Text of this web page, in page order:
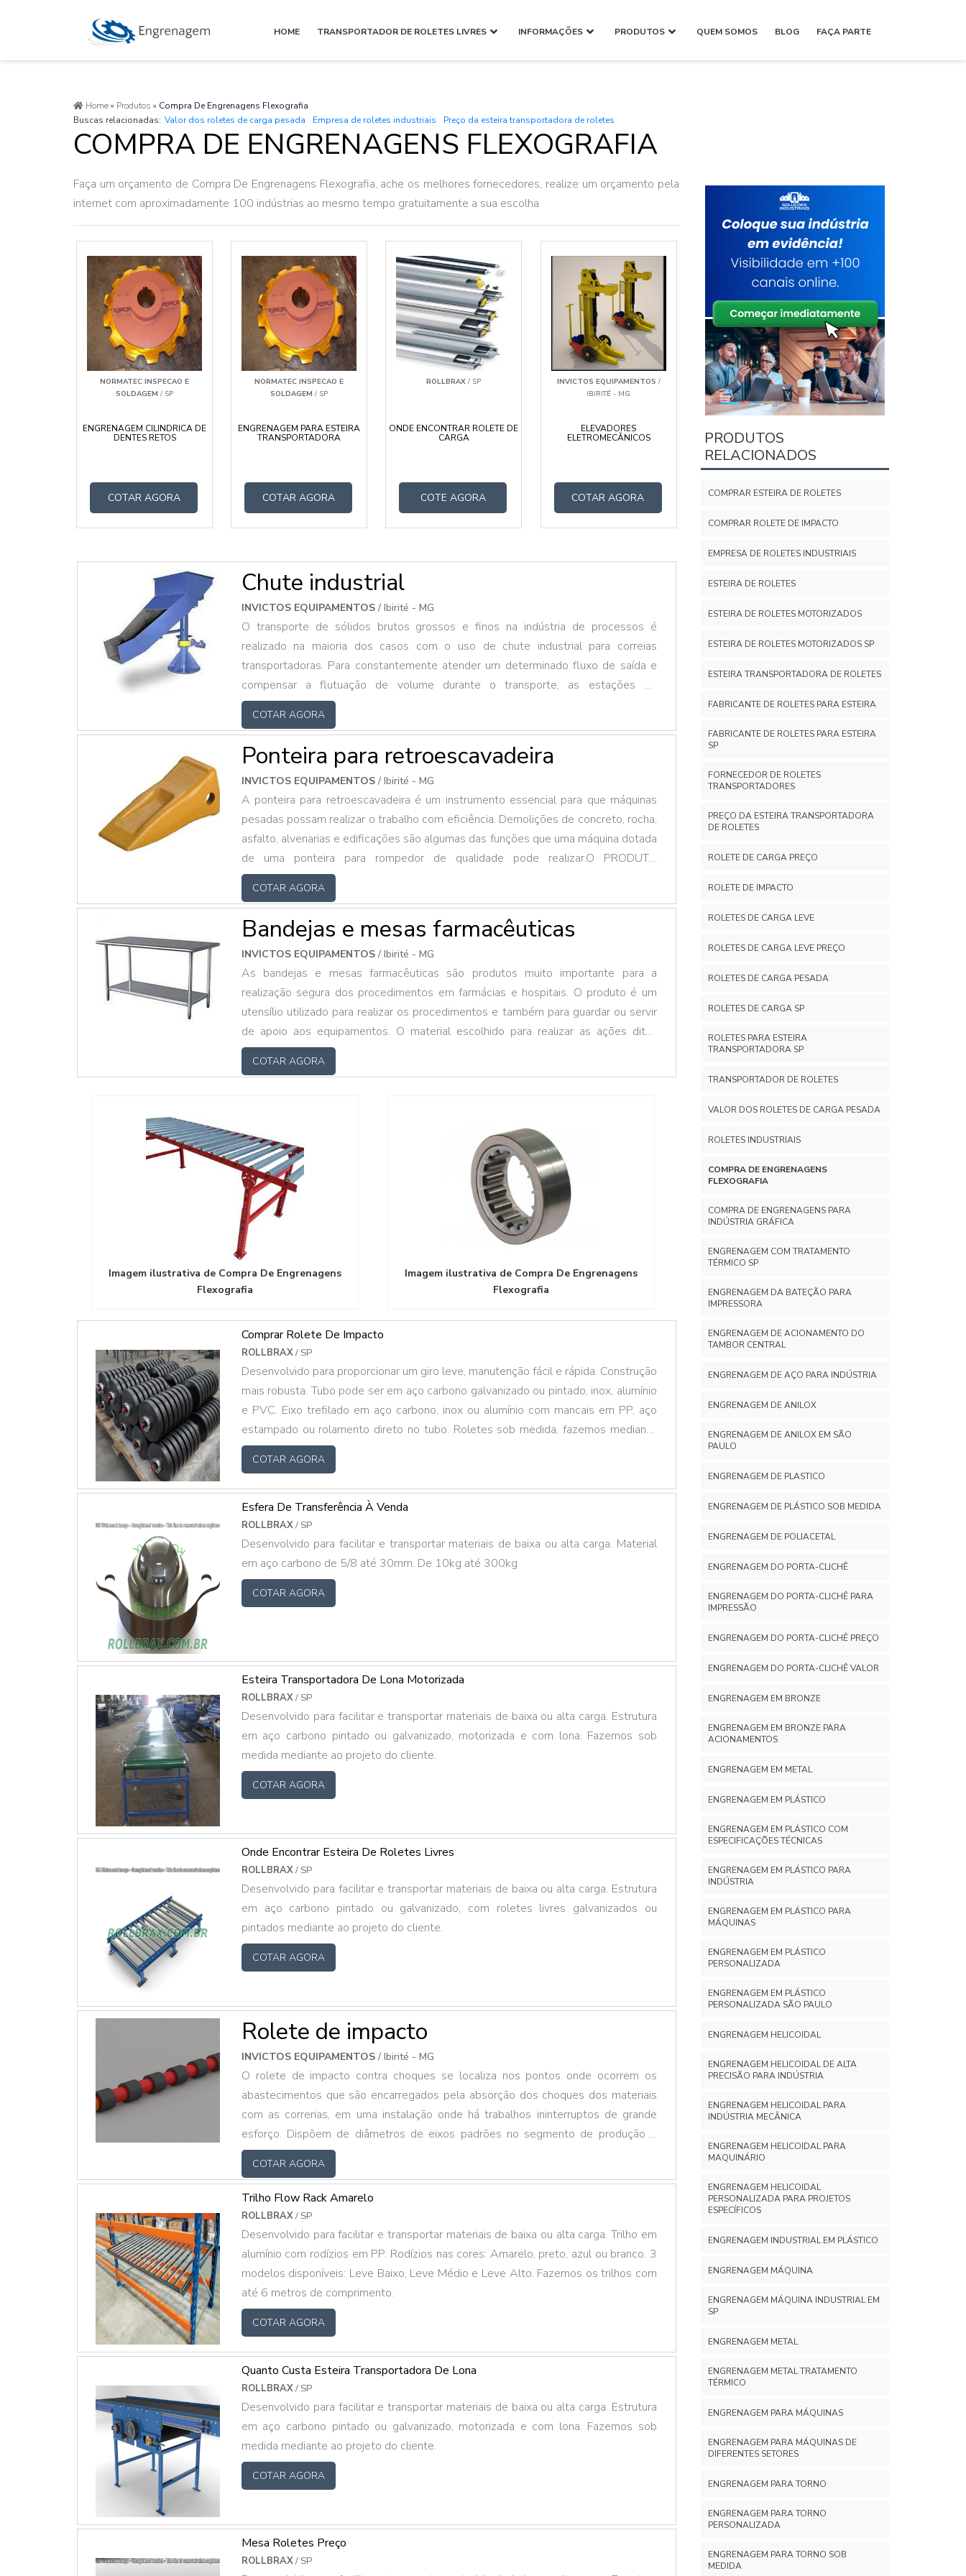
HOME TRANSPORTADOR DE ROLETES LIVRES INFORMAÇÕES PRODUTOS QUEM SOMOS BLOG FAÇA PARTE
Home» Produtos » Compra De Engrenagens Flexografia
Buscas relacionadas: Valor dos roletes de carga pesada Empresa de roletes industriais Preço da esteira transportadora de roletes
COMPRA DE ENGRENAGENS FLEXOGRAFIA
Faça um orçamento de Compra De Engrenagens Flexografia, ache os melhores fornecedores, realize um orçamento pela
internet com aproximadamente 100 indústrias ao mesmo tempo gratuitamente a sua escolha
NORMATEC INSPECAO E
SOLDAGEM / SP
ENGRENAGEM CILINDRICA DE
DENTES RETOS
COTAR AGORA
NORMATEC INSPECAO E
SOLDAGEM / SP
ENGRENAGEM PARA ESTEIRA
TRANSPORTADORA
COTAR AGORA
ROLLBRAX / SP
ONDE ENCONTRAR ROLETE DE
CARGA
COTE AGORA
INVICTOS EQUIPAMENTOS /
IBIRITÉ - MG
ELEVADORES
ELETROMECÂNICOS
COTAR AGORA
Chute industrial
INVICTOS EQUIPAMENTOS / Ibirité - MG
O transporte de sólidos brutos grossos e finos na indústria de processos é
realizado na maioria dos casos com o uso de chute industrial para correias
transportadoras. Para constantemente atender um determinado fluxo de saída e
compensar a flutuação de volume durante o transporte, as estações de
transferência são integradas a correias transportadoras. MAIS INFORMAÇÕES
RELEVANTES SOBRE O PRODUTOO recebimento de material bruto é
brevemente...
COTAR AGORA
Ponteira para retroescavadeira
INVICTOS EQUIPAMENTOS / Ibirité - MG
A ponteira para retroescavadeira é um instrumento essencial para que máquinas
pesadas possam realizar o trabalho com eficiência. Demolições de concreto, rocha,
asfalto, alvenarias e edificações são algumas das funções que uma máquina dotada
de uma ponteira para rompedor de qualidade pode realizar.O PRODUTO
APRESENTA DIVERSOS MODELOSCom o tempo, os rompedores hidráulicos
passaram cada vez mais a substituir as dinamites em demolições urba...
COTAR AGORA
Bandejas e mesas farmacêuticas
INVICTOS EQUIPAMENTOS / Ibirité - MG
As bandejas e mesas farmacêuticas são produtos muito importante para a
realização segura dos procedimentos em farmácias e hospitais. O produto é um
utensílio utilizado para realizar os procedimentos e também para guardar ou servir
de apoio aos equipamentos. O material escolhido para realizar as ações ditas
acima, é fundamental, pois é preciso manter o nível de higiene impecável dentro
deste ambiente. MAIS DETALHES IMPORTANTES SOBRE O PR...
COTAR AGORA
Imagem ilustrativa de Compra De Engrenagens
Flexografia
Imagem ilustrativa de Compra De Engrenagens
Flexografia
Comprar Rolete De Impacto
ROLLBRAX/ SP
Desenvolvido para proporcionar um giro leve, manutenção fácil e rápida. Construção
mais robusta. Tubo pode ser em aço carbono galvanizado ou pintado, inox, alumínio
e PVC. Eixo trefilado em aço carbono, inox ou alumínio com mancais em PP, aço
estampado ou rolamento direto no tubo. Roletes sob medida, fazemos mediante
ao projeto do cliente.
COTAR AGORA
Esfera De Transferência À Venda
ROLLBRAX/ SP
Desenvolvido para facilitar e transportar materiais de baixa ou alta carga. Material
em aço carbono de 5/8 até 30mm. De 10kg até 300kg
COTAR AGORA
Esteira Transportadora De Lona Motorizada
ROLLBRAX/ SP
Desenvolvido para facilitar e transportar materiais de baixa ou alta carga. Estrutura
em aço carbono pintado ou galvanizado, motorizada e com lona. Fazemos sob
medida mediante ao projeto do cliente.
COTAR AGORA
Onde Encontrar Esteira De Roletes Livres
ROLLBRAX/ SP
Desenvolvido para facilitar e transportar materiais de baixa ou alta carga. Estrutura
em aço carbono pintado ou galvanizado, com roletes livres galvanizados ou
pintados mediante ao projeto do cliente.
COTAR AGORA
Rolete de impacto
INVICTOS EQUIPAMENTOS/ Ibirité - MG
O rolete de impacto contra choques se localiza nos pontos onde ocorrem os
abastecimentos que são encarregados pela absorção dos choques dos materiais
com as correrias, em uma instalação onde há trabalhos ininterruptos de grande
esforço. Dispõem de diâmetros de eixos padrões no segmento de produção e
devem ser desenvolvidos conforme a norma ABNT NBR 6678, porém é possível
que sejam desenvolvidos de acordo com solicitações diferentes para finalidades
específicas. MAIS DETALHES SOBRE AS CARACTERÍST.
COTAR AGORA
Trilho Flow Rack Amarelo
ROLLBRAX/ SP
Desenvolvido para facilitar e transportar materiais de baixa ou alta carga. Trilho em
alumínio com rodízios em PP. Rodízios nas cores: Amarelo, preto, azul ou branco. 3
modelos disponíveis: Leve Baixo, Leve Médio e Leve Alto. Fazemos os trilhos com
até 6 metros de comprimento.
COTAR AGORA
Quanto Custa Esteira Transportadora De Lona
ROLLBRAX/ SP
Desenvolvido para facilitar e transportar materiais de baixa ou alta carga. Estrutura
em aço carbono pintado ou galvanizado, motorizada e com lona. Fazemos sob
medida mediante ao projeto do cliente.
COTAR AGORA
Mesa Roletes Preço
ROLLBRAX/ SP
PRODUTOS
RELACIONADOS
COMPRAR ESTEIRA DE ROLETES
COMPRAR ROLETE DE IMPACTO
EMPRESA DE ROLETES INDUSTRIAIS
ESTEIRA DE ROLETES
ESTEIRA DE ROLETES MOTORIZADOS
ESTEIRA DE ROLETES MOTORIZADOS SP
ESTEIRA TRANSPORTADORA DE ROLETES
FABRICANTE DE ROLETES PARA ESTEIRA
FABRICANTE DE ROLETES PARA ESTEIRA
SP
FORNECEDOR DE ROLETES
TRANSPORTADORES
PREÇO DA ESTEIRA TRANSPORTADORA
DE ROLETES
ROLETE DE CARGA PREÇO
ROLETE DE IMPACTO
ROLETES DE CARGA LEVE
ROLETES DE CARGA LEVE PREÇO
ROLETES DE CARGA PESADA
ROLETES DE CARGA SP
ROLETES PARA ESTEIRA
TRANSPORTADORA SP
TRANSPORTADOR DE ROLETES
VALOR DOS ROLETES DE CARGA PESADA
ROLETES INDUSTRIAIS
COMPRA DE ENGRENAGENS
FLEXOGRAFIA
COMPRA DE ENGRENAGENS PARA
INDÚSTRIA GRÁFICA
ENGRENAGEM COM TRATAMENTO
TÉRMICO SP
ENGRENAGEM DA BATEÇÃO PARA
IMPRESSORA
ENGRENAGEM DE ACIONAMENTO DO
TAMBOR CENTRAL
ENGRENAGEM DE AÇO PARA INDÚSTRIA
ENGRENAGEM DE ANILOX
ENGRENAGEM DE ANILOX EM SÃO
PAULO
ENGRENAGEM DE PLASTICO
ENGRENAGEM DE PLÁSTICO SOB MEDIDA
ENGRENAGEM DE POLIACETAL
ENGRENAGEM DO PORTA-CLICHÊ
ENGRENAGEM DO PORTA-CLICHÊ PARA
IMPRESSÃO
ENGRENAGEM DO PORTA-CLICHÊ PREÇO
ENGRENAGEM DO PORTA-CLICHÊ VALOR
ENGRENAGEM EM BRONZE
ENGRENAGEM EM BRONZE PARA
ACIONAMENTOS
ENGRENAGEM EM METAL
ENGRENAGEM EM PLÁSTICO
ENGRENAGEM EM PLÁSTICO COM
ESPECIFICAÇÕES TÉCNICAS
ENGRENAGEM EM PLÁSTICO PARA
INDÚSTRIA
ENGRENAGEM EM PLÁSTICO PARA
MÁQUINAS
ENGRENAGEM EM PLÁSTICO
PERSONALIZADA
ENGRENAGEM EM PLÁSTICO
PERSONALIZADA SÃO PAULO
ENGRENAGEM HELICOIDAL
ENGRENAGEM HELICOIDAL DE ALTA
PRECISÃO PARA INDÚSTRIA
ENGRENAGEM HELICOIDAL PARA
INDÚSTRIA MECÂNICA
ENGRENAGEM HELICOIDAL PARA
MAQUINÁRIO
ENGRENAGEM HELICOIDAL
PERSONALIZADA PARA PROJETOS
ESPECÍFICOS
ENGRENAGEM INDUSTRIAL EM PLÁSTICO
ENGRENAGEM MÁQUINA
ENGRENAGEM MÁQUINA INDUSTRIAL EM
SP
ENGRENAGEM METAL
ENGRENAGEM METAL TRATAMENTO
TÉRMICO
ENGRENAGEM PARA MÁQUINAS
ENGRENAGEM PARA MÁQUINAS DE
DIFERENTES SETORES
ENGRENAGEM PARA TORNO
ENGRENAGEM PARA TORNO
PERSONALIZADA
ENGRENAGEM PARA TORNO SOB
MEDIDA